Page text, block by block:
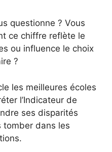
questionne ? Vous
ce chiffre reflète le
ou influence le choix
?
les meilleures écoles
l’Indicateur de
ses disparités
tomber dans les